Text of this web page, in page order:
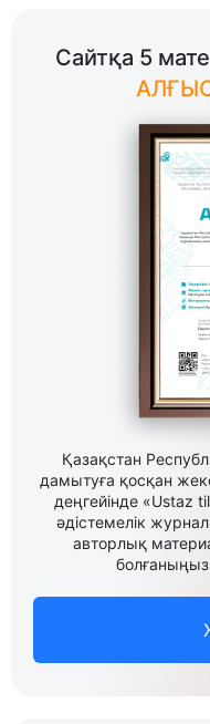
Сайтқа 5
Қазақстан
дамытуға қосқан
деңгейінде «Ustaz
әдістемелік
авторлық
болғаныңыз